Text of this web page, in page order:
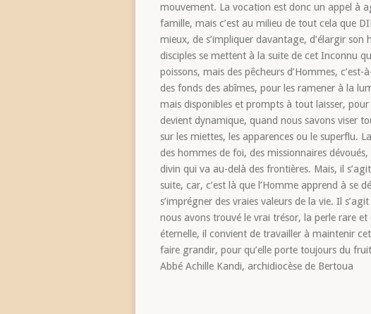
mouvement. La vocation est donc un appel à
famille, mais c’est au milieu de tout cela que
mieux, de s’impliquer davantage, d’élargir son
disciples se mettent à la suite de cet Inconnu
poissons, mais des pêcheurs d’Hommes,
des fonds des abîmes, pour les ramener à la
mais disponibles et prompts à tout laisser,
devient dynamique, quand nous savons viser
sur les miettes, les apparences ou le superflu.
des hommes de foi, des missionnaires
divin qui va au-delà des frontières. Mais, il
suite, car, c’est là que l’Homme apprend à se
s’imprégner des vraies valeurs de la vie. Il
nous avons trouvé le vrai trésor, la perle rare
éternelle, il convient de travailler à maintenir
faire grandir, pour qu’elle porte toujours du
Abbé Achille Kandi, archidiocèse de Bertoua